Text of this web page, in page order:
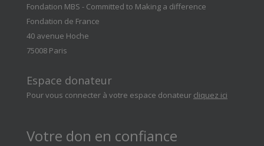
Fondation MBS - Committed to Making a difference
Fondation de France
40 avenue Hoche
75008 Paris
Espace donateur
Pour vous connecter à votre espace donateur cliquez ici
Votre don en confiance